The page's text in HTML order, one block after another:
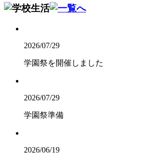
2026/07/29
学園祭を開催しました
2026/07/29
学園祭準備
2026/06/19